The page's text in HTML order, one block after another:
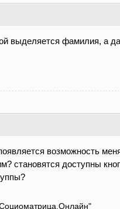
выделяется фамилия, а
возможность
становятся доступны